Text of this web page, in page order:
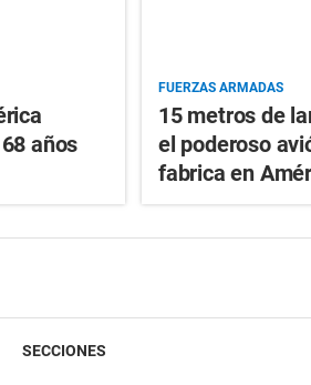
años
FUERZAS ARMADAS
15 metros de
el poderoso
fabrica en
SECCIONES